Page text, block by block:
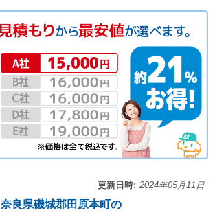
更新日時: 2024年05月11日
奈良県磯城郡田原本町の